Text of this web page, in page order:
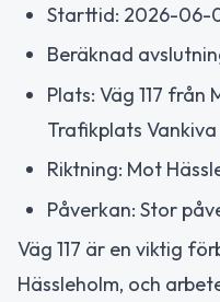
Starttid: 2026-06-
Beräknad
Plats: Väg 117 från
Trafikplats Vankiva
Riktning: Mot
Påverkan: Stor
Väg 117 är en viktig
Hässleholm, och